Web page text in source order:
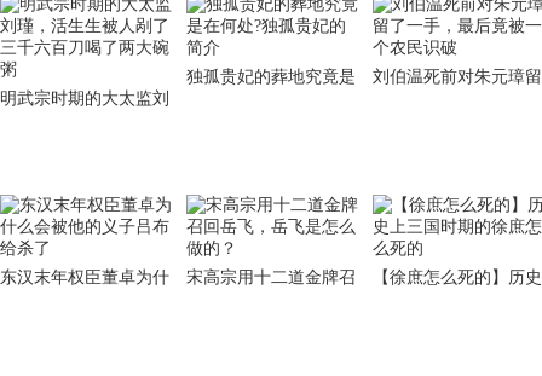
明武宗时期的大太监刘
独孤贵妃的葬地究竟是
刘伯温死前对朱元璋留
东汉末年权臣董卓为什
宋高宗用十二道金牌召
【徐庶怎么死的】历史